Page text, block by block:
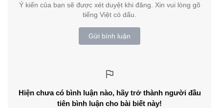
Ý kiến của bạn sẽ được xét duyệt khi đăng. Xin vui lòng gõ
tiếng Việt có dấu.
Gửi bình luận
Hiện chưa có bình luận nào, hãy trở thành người đầu
tiên bình luận cho bài biết này!